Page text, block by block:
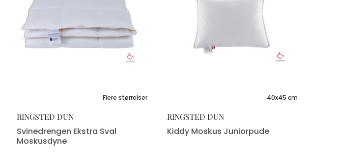
Flere størrelser
RINGSTED DUN
Svinedrengen Ekstra Sval
Moskusdyne
40x45 cm
RINGSTED DUN
Kiddy Moskus Juniorpude